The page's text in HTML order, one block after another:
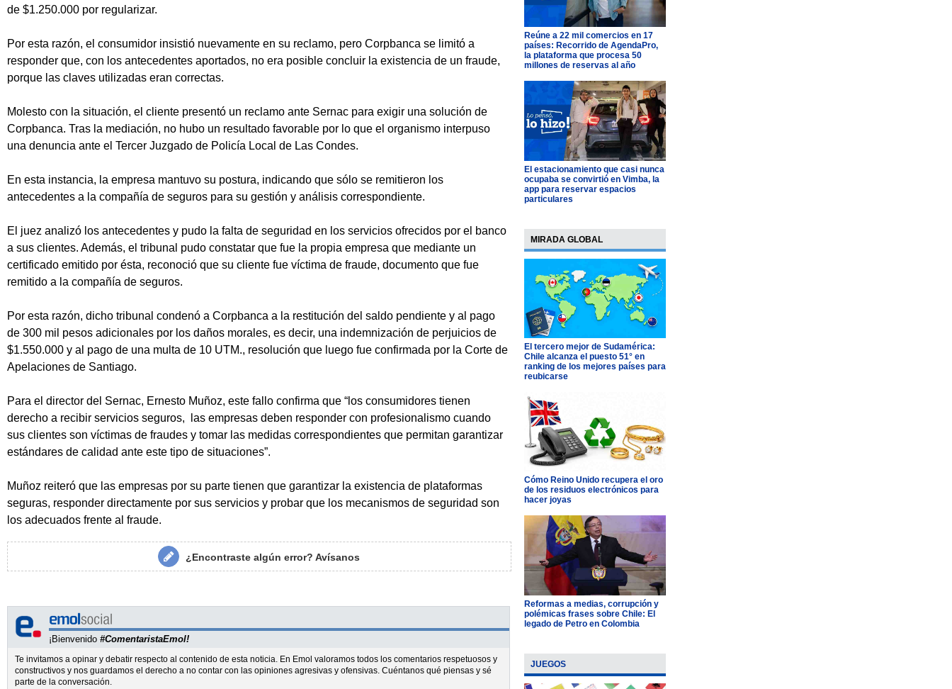
de $1.250.000 por regularizar.
Por esta razón, el consumidor insistió nuevamente en su reclamo, pero Corpbanca se limitó a
responder que, con los antecedentes aportados, no era posible concluir la existencia de un fraude,
porque las claves utilizadas eran correctas.
Molesto con la situación, el cliente presentó un reclamo ante Sernac para exigir una solución de
Corpbanca. Tras la mediación, no hubo un resultado favorable por lo que el organismo interpuso
una denuncia ante el Tercer Juzgado de Policía Local de Las Condes.
En esta instancia, la empresa mantuvo su postura, indicando que sólo se remitieron los
antecedentes a la compañía de seguros para su gestión y análisis correspondiente.
El juez analizó los antecedentes y pudo la falta de seguridad en los servicios ofrecidos por el banco
a sus clientes. Además, el tribunal pudo constatar que fue la propia empresa que mediante un
certificado emitido por ésta, reconoció que su cliente fue víctima de fraude, documento que fue
remitido a la compañía de seguros.
Por esta razón, dicho tribunal condenó a Corpbanca a la restitución del saldo pendiente y al pago
de 300 mil pesos adicionales por los daños morales, es decir, una indemnización de perjuicios de
$1.550.000 y al pago de una multa de 10 UTM., resolución que luego fue confirmada por la Corte de
Apelaciones de Santiago.
Para el director del Sernac, Ernesto Muñoz, este fallo confirma que “los consumidores tienen
derecho a recibir servicios seguros, las empresas deben responder con profesionalismo cuando
sus clientes son víctimas de fraudes y tomar las medidas correspondientes que permitan garantizar
estándares de calidad ante este tipo de situaciones”.
Muñoz reiteró que las empresas por su parte tienen que garantizar la existencia de plataformas
seguras, responder directamente por sus servicios y probar que los mecanismos de seguridad son
los adecuados frente al fraude.
¿Encontraste algún error?Avísanos
¡Bienvenido #ComentaristaEmol!
Te invitamos a opinar y debatir respecto al contenido de esta noticia. En Emol valoramos todos los comentarios respetuosos y
constructivos y nos guardamos el derecho a no contar con las opiniones agresivas y ofensivas. Cuéntanos qué piensas y sé
parte de la conversación.
Reúne a 22 mil comercios en 17
países: Recorrido de AgendaPro,
la plataforma que procesa 50
millones de reservas al año
El estacionamiento que casi nunca
ocupaba se convirtió en Vimba, la
app para reservar espacios
particulares
MIRADA GLOBAL
El tercero mejor de Sudamérica:
Chile alcanza el puesto 51° en
ranking de los mejores países para
reubicarse
Cómo Reino Unido recupera el oro
de los residuos electrónicos para
hacer joyas
Reformas a medias, corrupción y
polémicas frases sobre Chile: El
legado de Petro en Colombia
JUEGOS